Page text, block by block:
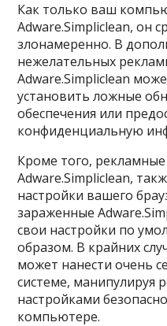
Как только ваш
Adware.Simpliclean, он
злонамеренно. В
нежелательных
Adware.Simpliclean
установить ложные
обеспечения или
конфиденциальную
Кроме того,
Adware.Simpliclean,
настройки вашего
зараженные
свои настройки по
образом. В крайних
может нанести очень
системе, манипулируя
настройками
компьютере.